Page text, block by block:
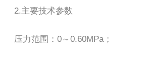
2.主要技术参数
压力范围：0～0.60MPa；